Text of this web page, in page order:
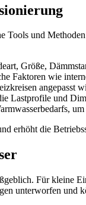
Tools und
Größe,
Faktoren wie
angepasst
Lastprofile und
erhöht die
Für kleine
unterworfen und